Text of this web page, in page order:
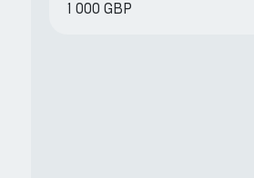
1 000 GBP